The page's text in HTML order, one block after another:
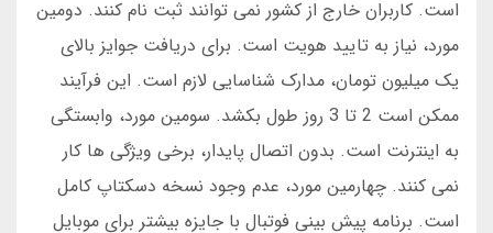
است. کاربران خارج از کشور نمی توانند ثبت نام کنند. دومین
مورد، نیاز به تایید هویت است. برای دریافت جوایز بالای
یک میلیون تومان، مدارک شناسایی لازم است. این فرآیند
ممکن است 2 تا 3 روز طول بکشد. سومین مورد، وابستگی
به اینترنت است. بدون اتصال پایدار، برخی ویژگی ها کار
نمی کنند. چهارمین مورد، عدم وجود نسخه دسکتاپ کامل
است. برنامه پیش بینی فوتبال با جایزه بیشتر برای موبایل